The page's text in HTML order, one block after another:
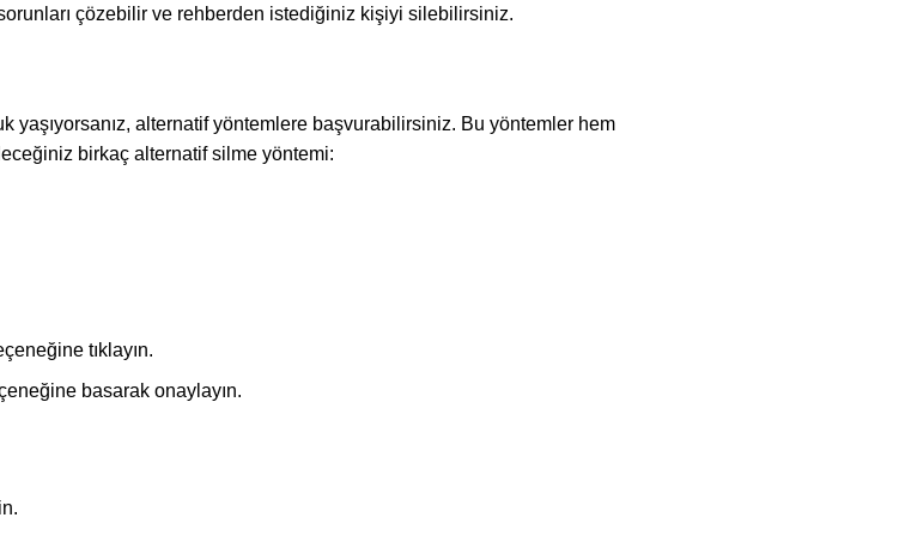
sorunları çözebilir ve rehberden istediğiniz kişiyi silebilirsiniz.
yaşıyorsanız, alternatif yöntemlere başvurabilirsiniz. Bu yöntemler hem
birkaç alternatif silme yöntemi:
tıklayın.
basarak onaylayın.